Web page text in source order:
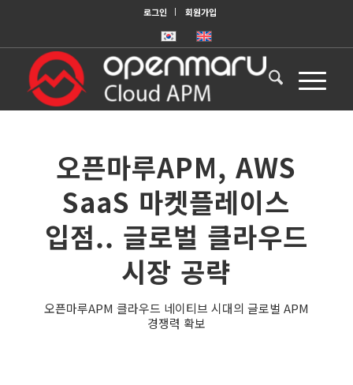
로그인 회원가입
오픈마루APM, AWS
SaaS 마켓플레이스
입점.. 글로벌 클라우드
시장 공략
오픈마루APM 클라우드 네이티브 시대의 글로벌 APM
경쟁력 확보